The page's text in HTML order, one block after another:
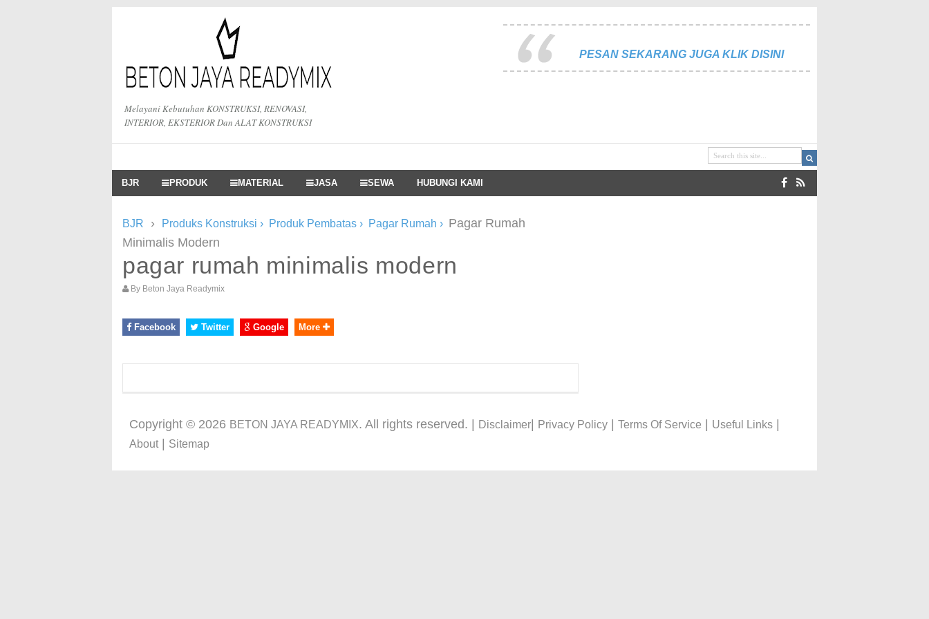
Melayani Kebutuhan KONSTRUKSI, RENOVASI,
INTERIOR, EKSTERIOR Dan ALAT KONSTRUKSI
PESAN SEKARANG JUGA KLIK DISINI
BJR PRODUK MATERIAL JASA SEWA HUBUNGI KAMI
BJR › Produks Konstruksi › Produk Pembatas › Pagar Rumah › Pagar Rumah
Minimalis Modern
pagar rumah minimalis modern
By Beton Jaya Readymix
Facebook Twitter Google More
Copyright © 2026 BETON JAYA READYMIX. All rights reserved. | Disclaimer Privacy Policy Terms Of Service Useful Links
About| Sitemap